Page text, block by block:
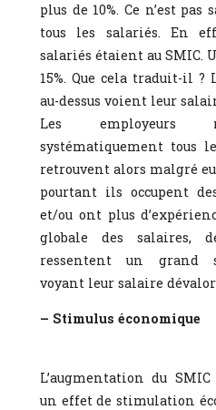
plus de 10%. Ce n’est pas
tous les salariés. En
salariés étaient au SMIC.
15%. Que cela traduit-il ?
au-dessus voient leur
Les employeurs
systématiquement tous
retrouvent alors malgré
pourtant ils occupent
et/ou ont plus
globale des salaires,
ressentent un grand
voyant leur salaire
– Stimulus économique
L’augmentation du
un effet de stimulation